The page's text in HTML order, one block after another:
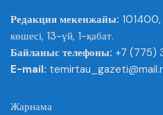
Редакция мекенжайы: 101400,
көшесі, 13-үй, 1-қабат.
Байланыс телефоны: +7 (775)
E-mail:
Жарнама